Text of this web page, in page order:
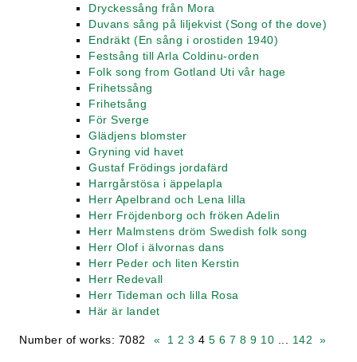
Dryckessång från Mora
Duvans sång på liljekvist (Song of the dove)
Endräkt (En sång i orostiden 1940)
Festsång till Arla Coldinu-orden
Folk song from Gotland Uti vår hage
Frihetssång
Frihetsång
För Sverge
Glädjens blomster
Gryning vid havet
Gustaf Frödings jordafärd
Harrgårstösa i äppelapla
Herr Apelbrand och Lena lilla
Herr Fröjdenborg och fröken Adelin
Herr Malmstens dröm Swedish folk song
Herr Olof i älvornas dans
Herr Peder och liten Kerstin
Herr Redevall
Herr Tideman och lilla Rosa
Här är landet
Number of works: 7082 « 1 2 3 4 5 6 7 8 9 10 142 »